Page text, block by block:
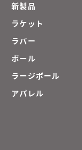
新製品
ラケット
ラバー
ボール
ラージボール
アパレル